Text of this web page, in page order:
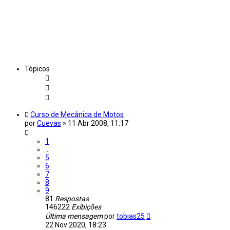
Tópicos
Curso de Mecânica de Motos
porCuevas » 11 Abr 2008, 11:17
1
…
5
6
7
8
9
81 Respostas
146222 Exibições
Última mensagemportobias25
22 Nov 2020, 18:23